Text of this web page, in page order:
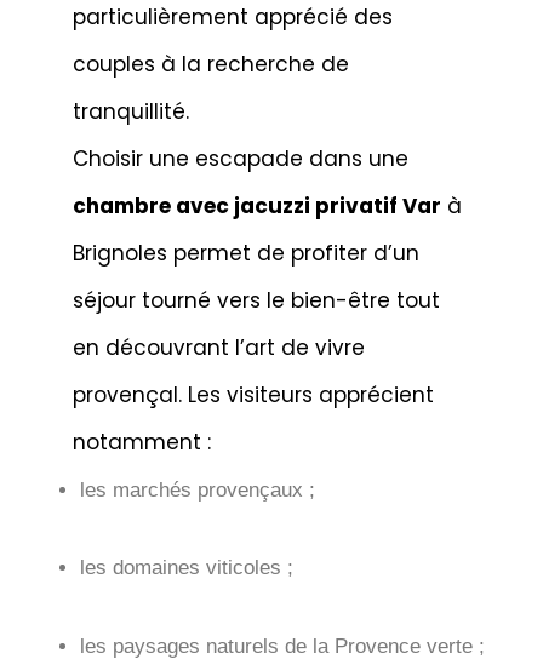
particulièrement apprécié des
couples à la recherche de
tranquillité.
Choisir une escapade dans une
chambre avec jacuzzi privatif Var à
Brignoles permet de profiter d’un
séjour tourné vers le bien-être tout
en découvrant l’art de vivre
provençal. Les visiteurs apprécient
notamment :
les marchés provençaux ;
les domaines viticoles ;
les paysages naturels de la Provence verte ;